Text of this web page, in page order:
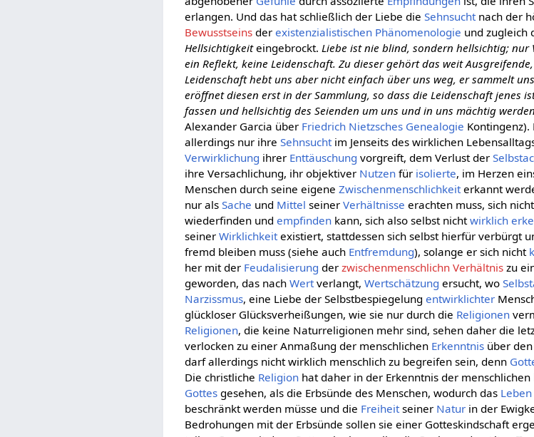
erlangen. Und das hat schließlich der Liebe dieSehnsuchtnach der
Bewusstseins derexistenzialistischen Phänomenologie und zugleich
Hellsichtigkeiteingebrockt.Liebe ist nie blind, sondern hellsichtig;
ein Reflekt, keine Leidenschaft. Zu dieser gehört das weit
Leidenschaft hebt uns aber nicht einfach über uns weg, er sammelt
eröffnet diesen erst in der Sammlung, so dass die Leidenschaft jenes
fassen und hellsichtig des Seienden um uns und in uns mächtig
Alexander Garcia über Friedrich Nietzsches Genealogie
allerdings nur ihreSehnsuchtim Jenseits des wirklichen
Verwirklichung ihrer Enttäuschung vorgreift, dem Verlust der
ihre Versachlichung, ihr objektiver Nutzen für isolierte, im Herzen
Menschen durch seine eigeneZwischenmenschlichkeiterkannt
nur alsSache und Mittel seinerVerhältnisse erachten muss, sich
wiederfinden undempfinden kann, sich also selbst nichtwirklich
seinerWirklichkeitexistiert, stattdessen sich selbst hierfür verbürgt
fremd bleiben muss (siehe auch Entfremdung), solange er sich nicht
her mit der Feudalisierung derzwischenmenschlichn Verhältnis zu
geworden, das nachWertverlangt,Wertschätzung ersucht, wo
Narzissmus, eine Liebe der Selbstbespiegelungentwirklichter
glückloser Glücksverheißungen, wie sie nur durch die Religionen
Religionen, die keine Naturreligionen mehr sind, sehen daher die
verlocken zu einer Anmaßung der menschlichen Erkenntnis über
darf allerdings nicht wirklich menschlich zu begreifen sein, denn
Die christliche Religion hat daher in der Erkenntnis der menschlichen
Gottes gesehen, als die Erbsünde des Menschen, wodurch das Leben
beschränkt werden müsse und die Freiheitseiner Natur in der
Bedrohungen mit der Erbsünde sollen sie einer Gotteskindschaft